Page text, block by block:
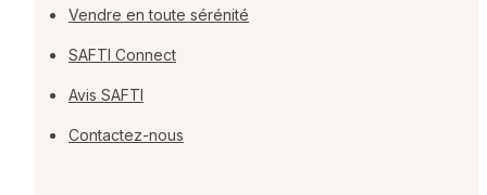
Vendre en toute sérénité
SAFTI Connect
Avis SAFTI
Contactez-nous